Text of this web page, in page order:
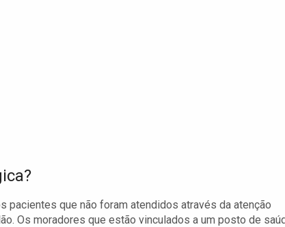
pacientes que não foram atendidos através da atenção
Os moradores que estão vinculados a um posto de